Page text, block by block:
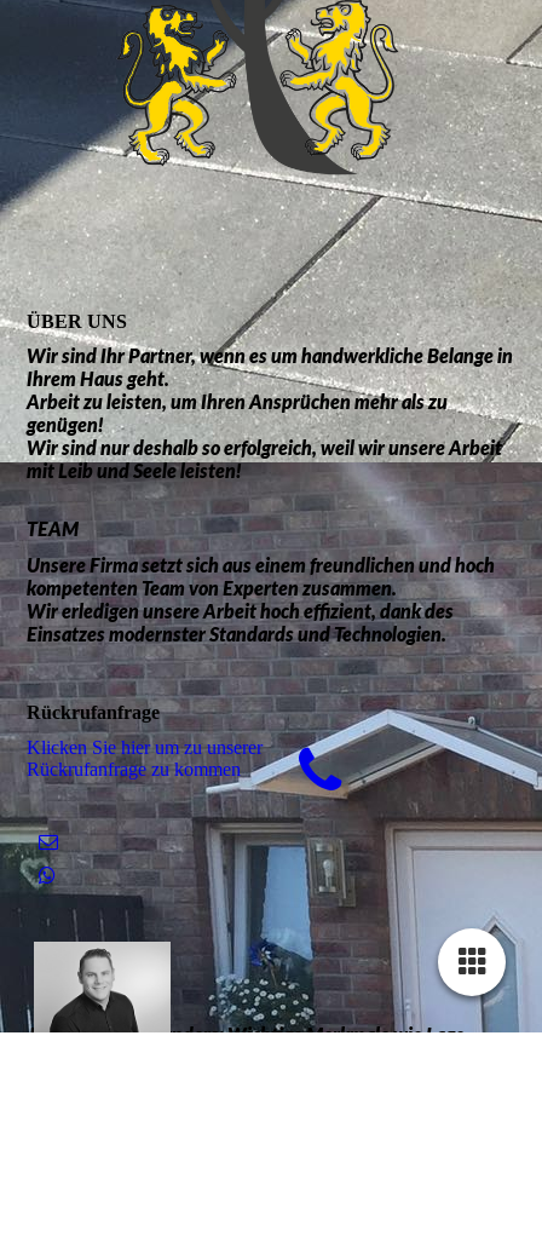
ÜBER UNS
Wir sind Ihr Partner, wenn es um handwerkliche Belange in
Ihrem Haus geht.
Arbeit zu leisten, um Ihren Ansprüchen mehr als zu
genügen!
Wir sind nur deshalb so erfolgreich, weil wir unsere Arbeit
mit Leib und Seele leisten!
TEAM
Unsere Firma setzt sich aus einem freundlichen und hoch
kompetenten Team von Experten zusammen.
Wir erledigen unsere Arbeit hoch effizient, dank des
Einsatzes modernster Standards und Technologien.
Rückrufanfrage
Klicken Sie hier um zu unserer
Rückrufanfrage zu kommen
Jeder Garten ist anders: Wichtige Merkmale wie Lage,